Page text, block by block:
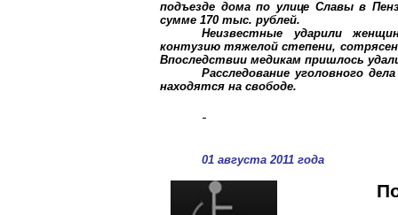
подъезде дома по улице Славы в
сумме 170 тыс. рублей.
Неизвестные ударили
контузию тяжелой степени,
Впоследствии медикам пришлось
Расследование уголовного
находятся на свободе.
01 августа 2011 года